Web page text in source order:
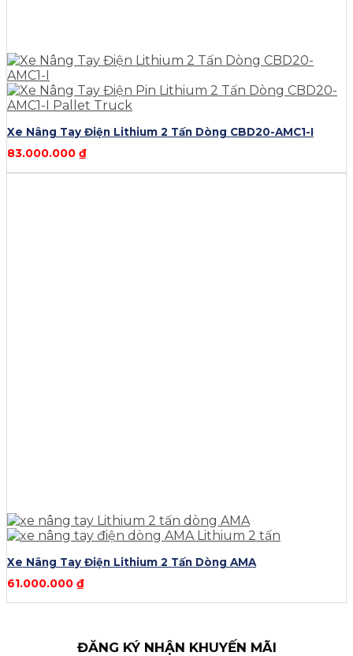
Xe Nâng Tay Điện Lithium 2 Tấn Dòng CBD20-AMC1-I
83.000.000 ₫
Xe Nâng Tay Điện Lithium 2 Tấn Dòng AMA
61.000.000 ₫
ĐĂNG KÝ NHẬN KHUYẾN MÃI